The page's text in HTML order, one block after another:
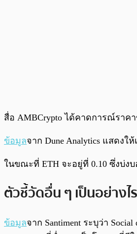
สื่อ AMBCrypto ได้คาดการณ์ราค
ข้อมูลจาก Dune Analytics แสดง
ในขณะที่ ETH จะอยู่ที่ 0.10 ซึ่งบ่ง
ตัวชี้วัดอื่น ๆ เป็นอย่างไร
ข้อมูลจาก Santiment ระบุว่า